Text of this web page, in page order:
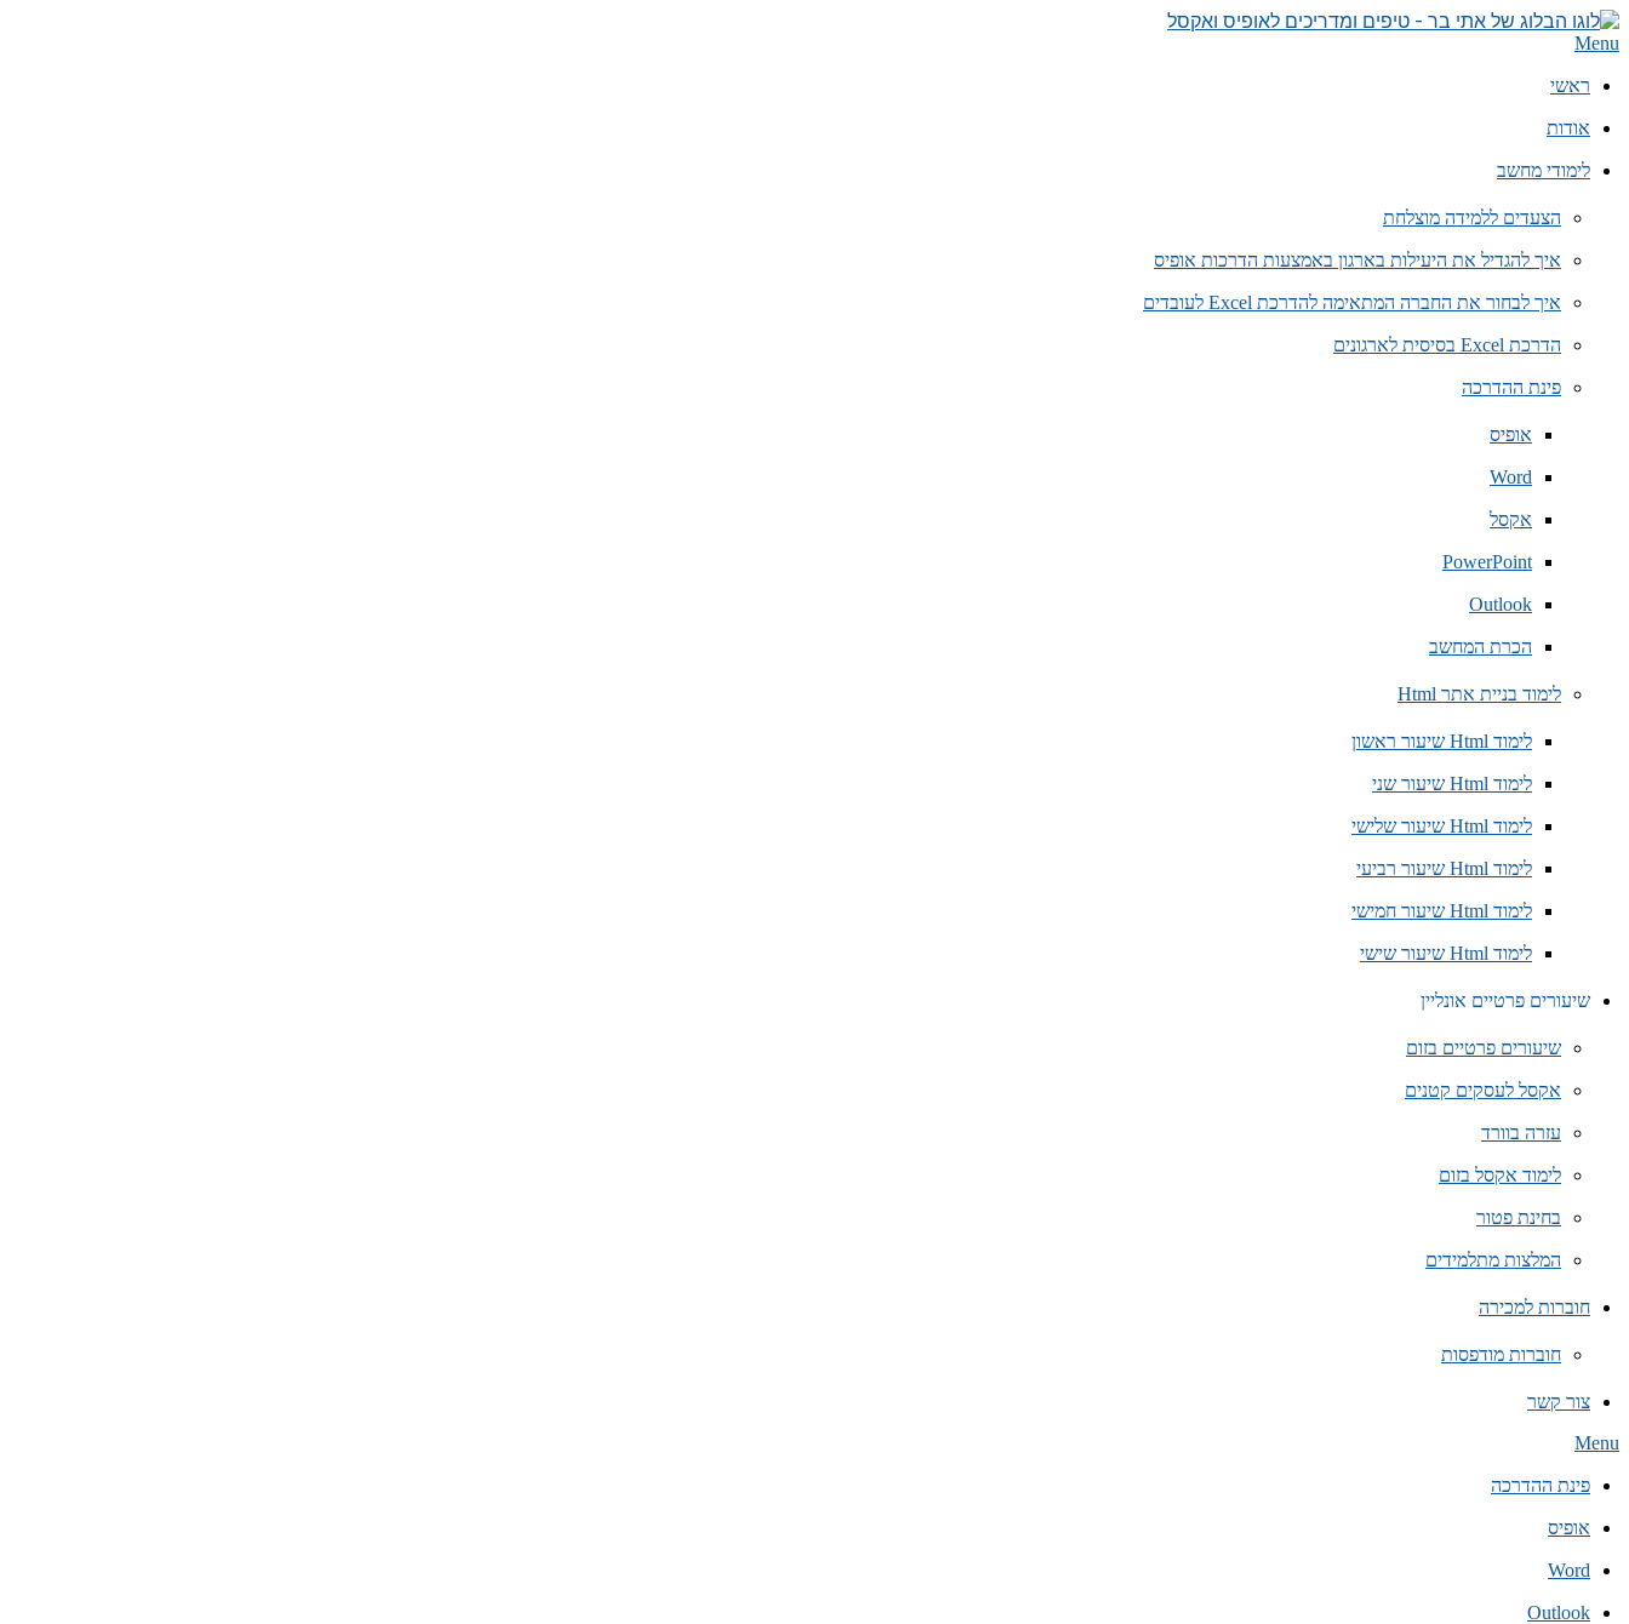
Skip
to
הבלוג
אתי
טיפים
ומדריכים
Primary
Menu
Menu
ראשי
אודות
לימודי מחשב
הצעדים ללמידה מוצלחת
איך להגדיל את היעילות בארגון באמצעות הדרכות אופיס
איך לבחור את החברה המתאימה להדרכת Excel לעובדים
הדרכת Excel בסיסית לארגונים
פינת ההדרכה
אופיס
Word
אקסל
PowerPoint
Outlook
הכרת המחשב
לימוד בניית אתר Html
לימוד Html שיעור ראשון
לימוד Html שיעור שני
לימוד Html שיעור שלישי
לימוד Html שיעור רביעי
לימוד Html שיעור חמישי
לימוד Html שיעור שישי
שיעורים פרטיים אונליין
שיעורים פרטיים בזום
אקסל לעסקים קטנים
עזרה בוורד
לימוד אקסל בזום
בחינת פטור
המלצות מתלמידים
חוברות למכירה
חוברות מודפסות
צור קשר
Secondary
Menu
Menu
פינת ההדרכה
אופיס
Word
Outlook